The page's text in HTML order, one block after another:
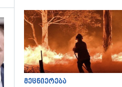
გადახედვა
მეცნიერება